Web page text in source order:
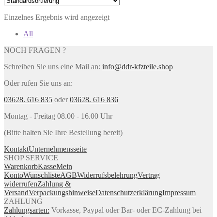
Einzelnes Ergebnis wird angezeigt
All
NOCH FRAGEN ?
Schreiben Sie uns eine Mail an: info@ddr-kfzteile.shop
Oder rufen Sie uns an:
03628. 616 835 oder03628. 616 836
Montag - Freitag 08.00 - 16.00 Uhr
(Bitte halten Sie Ihre Bestellung bereit)
KontaktUnternehmensseite
SHOP SERVICE
WarenkorbKasseMein
KontoWunschlisteAGBWiderrufsbelehrungVertrag
widerrufenZahlung &
VersandVerpackungshinweiseDatenschutzerklärungImpressum
ZAHLUNG
Zahlungsarten: Vorkasse, Paypal oder Bar- oder EC-Zahlung bei